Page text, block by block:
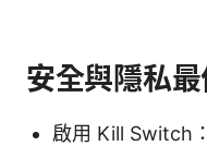
安全與隱私
啟用 Kill Switch